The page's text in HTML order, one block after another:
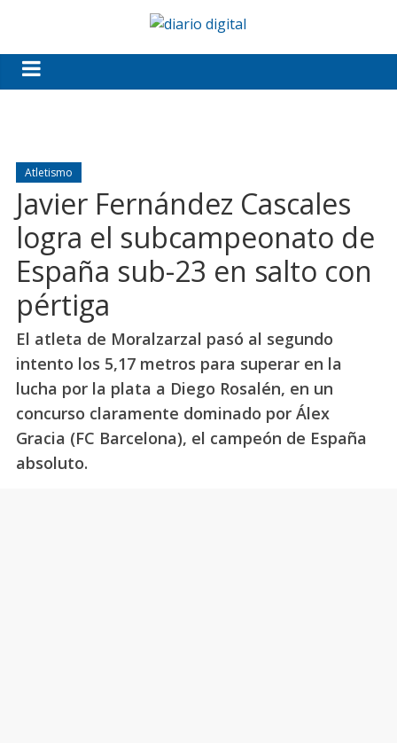
Atletismo
Javier Fernández Cascales
logra el subcampeonato de
España sub-23 en salto con
pértiga
El atleta de Moralzarzal pasó al segundo
intento los 5,17 metros para superar en la
lucha por la plata a Diego Rosalén, en un
concurso claramente dominado por Álex
Gracia (FC Barcelona), el campeón de España
absoluto.